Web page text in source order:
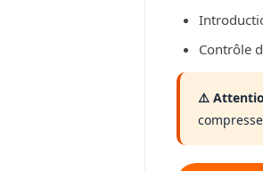
Contrôle
⚠️